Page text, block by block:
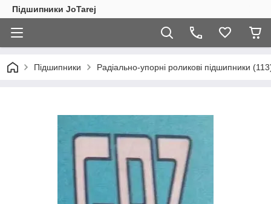
Підшипники JoTarej
Підшипники Радіально-упорні роликові підшипники